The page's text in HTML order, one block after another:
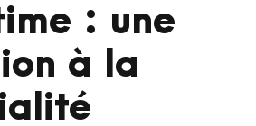
: une
à la